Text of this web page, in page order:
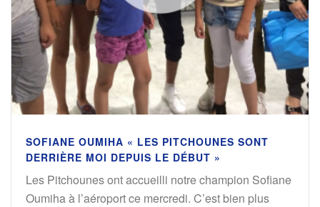
SOFIANE OUMIHA « LES PITCHOUNES SONT
DERRIÈRE MOI DEPUIS LE DÉBUT »
Les Pitchounes ont accueilli notre champion Sofiane
Oumiha à l’aéroport ce mercredi. C’est bien plus